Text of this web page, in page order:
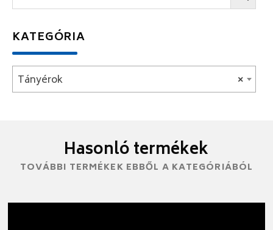
KATEGÓRIA
×
Tányérok
Hasonló termékek
TOVÁBBI TERMÉKEK EBBŐL A KATEGÓRIÁBÓL